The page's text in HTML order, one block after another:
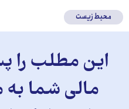
محیط زیست
این مطلب را
مالی شما به